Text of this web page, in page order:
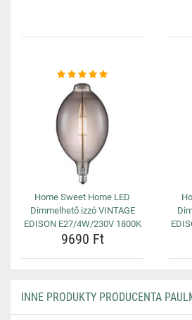
Home Sweet Home LED
Dimmelhető izzó VINTAGE
EDISON E27/4W/230V 1800K
9690 Ft
INNE PRODUKTY PRODUCENTA